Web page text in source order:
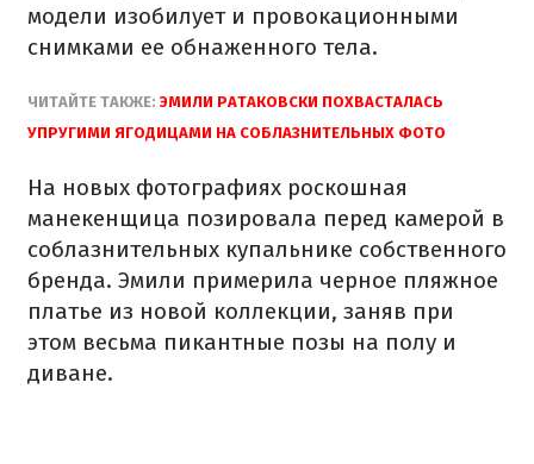
модели изобилует и провокационными
снимками ее обнаженного тела.
ЧИТАЙТЕ ТАКЖЕ: ЭМИЛИ РАТАКОВСКИ ПОХВАСТАЛАСЬ
УПРУГИМИ ЯГОДИЦАМИ НА СОБЛАЗНИТЕЛЬНЫХ ФОТО
На новых фотографиях роскошная
манекенщица позировала перед камерой в
соблазнительных купальнике собственного
бренда. Эмили примерила черное пляжное
платье из новой коллекции, заняв при
этом весьма пикантные позы на полу и
диване.